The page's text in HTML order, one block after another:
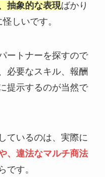
抽象的な表現ばかり
しいです。
ートナーを探すので
必要なスキル、報酬
提示するのが当然で
ているのは、実際に
、違法なマルチ商法
です。